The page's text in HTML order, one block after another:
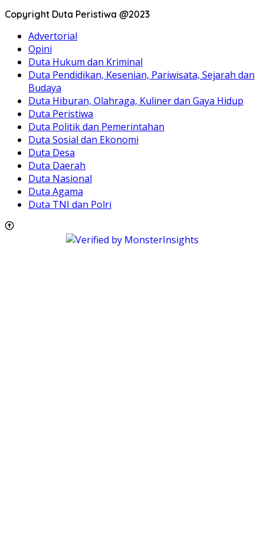
Copyright Duta Peristiwa @2023
Advertorial
Opini
Duta Hukum dan Kriminal
Duta Pendidikan, Kesenian, Pariwisata, Sejarah dan
Budaya
Duta Hiburan, Olahraga, Kuliner dan Gaya Hidup
Duta Peristiwa
Duta Politik dan Pemerintahan
Duta Sosial dan Ekonomi
Duta Desa
Duta Daerah
Duta Nasional
Duta Agama
Duta TNI dan Polri